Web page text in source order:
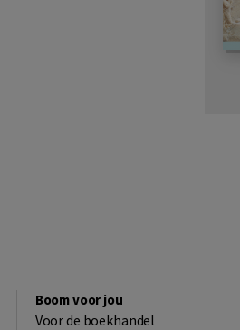
Boom voor jou
Voor de boekhandel